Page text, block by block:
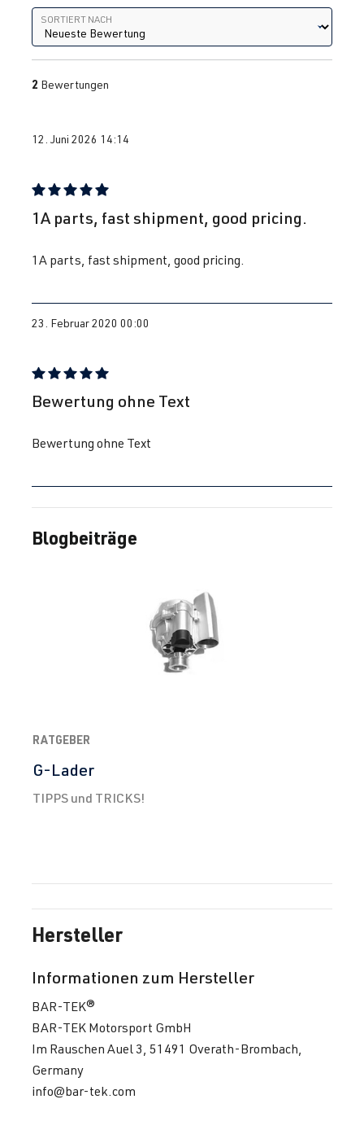
Sortiert nach
SORTIERT NACH
2 Bewertungen
12. Juni 2026 14:14
Bewertung mit 5 von 5 Sternen
1A parts, fast shipment, good pricing.
1A parts, fast shipment, good pricing.
23. Februar 2020 00:00
Bewertung mit 5 von 5 Sternen
Bewertung ohne Text
Bewertung ohne Text
Blogbeiträge
RATGEBER
G-Lader
TIPPS und TRICKS!
Hersteller
Informationen zum Hersteller
BAR-TEK®
BAR-TEK Motorsport GmbH
Im Rauschen Auel 3, 51491 Overath-Brombach,
Germany
info@bar-tek.com